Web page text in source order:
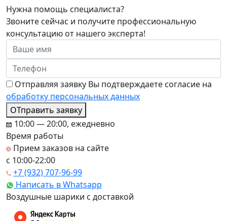
Нужна помощь специалиста?
Звоните сейчас и получите профессиональную
консультацию от нашего эксперта!
Отправляя заявку Вы подтверждаете согласие на
обработку персональных данных
ОТправить заявку
10:00 — 20:00, ежедневно
Время работы
Прием заказов на сайте
c 10:00-22:00
+7 (932) 707-96-99
Написать в Whatsapp
Воздушные шарики с доставкой